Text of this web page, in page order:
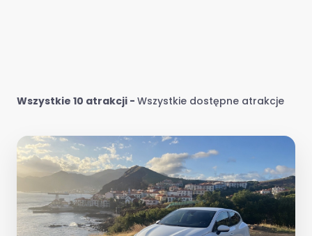
Wszystkie 10 atrakcji - Wszystkie dostępne atrakcje